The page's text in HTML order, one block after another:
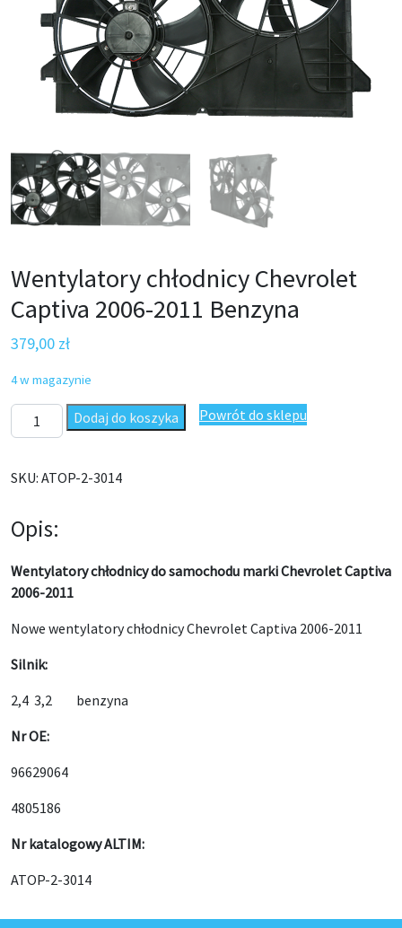
Wentylatory chłodnicy Chevrolet
Captiva 2006-2011 Benzyna
379,00 zł
4 w magazynie
ilość Wentylatory chłodnicy Chevrolet Captiva 2006-2011
Dodaj do koszyka Powrót do sklepu
SKU: ATOP-2-3014
Opis:
Wentylatory chłodnicy do samochodu marki Chevrolet Captiva
2006-2011
Nowe wentylatory chłodnicy Chevrolet Captiva 2006-2011
Silnik:
2,4 3,2 benzyna
Nr OE:
96629064
4805186
Nr katalogowy ALTIM:
ATOP-2-3014